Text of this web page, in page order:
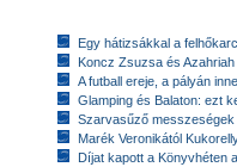
Egy hátizsákkal a
Koncz Zsuzsa és
A futball ereje, a pályán
Glamping és Balaton: ezt
Szarvasűző messzeségek
Marék Veronikától
Díjat kapott a Könyvhéten